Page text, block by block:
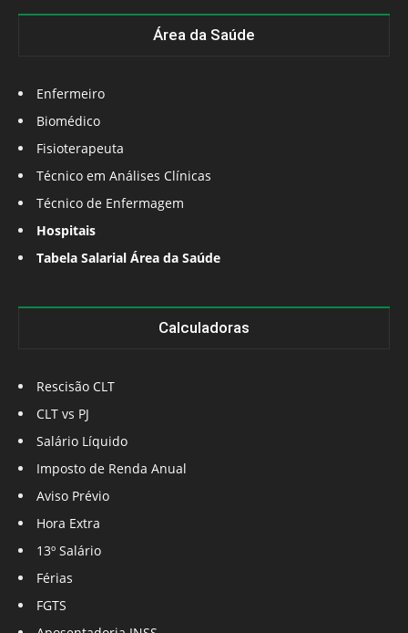
Área da Saúde
Enfermeiro
Biomédico
Fisioterapeuta
Técnico em Análises Clínicas
Técnico de Enfermagem
Hospitais
Tabela Salarial Área da Saúde
Calculadoras
Rescisão CLT
CLT vs PJ
Salário Líquido
Imposto de Renda Anual
Aviso Prévio
Hora Extra
13º Salário
Férias
FGTS